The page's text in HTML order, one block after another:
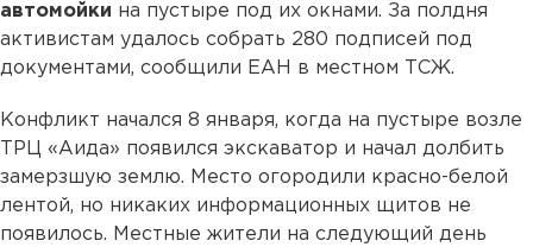
автомойки на пустыре под их окнами. За полдня
активистам удалось собрать 280 подписей под
документами, сообщили ЕАН в местном ТСЖ.
Конфликт начался 8 января, когда на пустыре возле
ТРЦ «Аида» появился экскаватор и начал долбить
замерзшую землю. Место огородили красно-белой
лентой, но никаких информационных щитов не
появилось. Местные жители на следующий день